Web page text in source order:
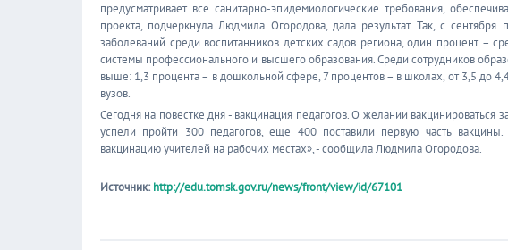
предусматривает все санитарно-эпидемиологические требования,
проекта, подчеркнула Людмила Огородова, дала результат. Так, с
заболеваний среди воспитанников детских садов региона, один процент –
системы профессионального и высшего образования. Среди сотрудников
выше: 1,3 процента – в дошкольной сфере, 7 процентов – в школах, от 3,5 до
вузов.
Сегодня на повестке дня - вакцинация педагогов. О желании вакцинироваться
успели пройти 300 педагогов, еще 400 поставили первую часть
вакцинацию учителей на рабочих местах», - сообщила Людмила Огородова.
Источник: http://edu.tomsk.gov.ru/news/front/view/id/67101